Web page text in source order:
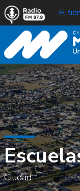
El
Escuelas
Ciudad